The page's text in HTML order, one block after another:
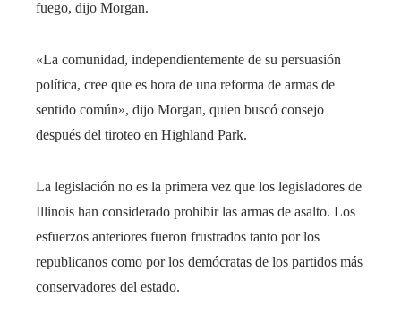
fuego, dijo Morgan.
«La comunidad, independientemente de su persuasión
política, cree que es hora de una reforma de armas de
sentido común», dijo Morgan, quien buscó consejo
después del tiroteo en Highland Park.
La legislación no es la primera vez que los legisladores de
Illinois han considerado prohibir las armas de asalto. Los
esfuerzos anteriores fueron frustrados tanto por los
republicanos como por los demócratas de los partidos más
conservadores del estado.